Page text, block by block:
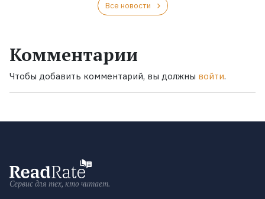
Все новости
Комментарии
Чтобы добавить комментарий, вы должны войти.
Сервис для тех, кто читает.